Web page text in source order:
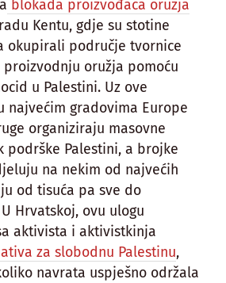
blokada proizvođača oružja
Kentu, gdje su stotine
okupirali područje tvornice
oružja pomoću
u Palestini. Uz ove
najvećim gradovima Europe
organiziraju masovne
podrške Palestini, a brojke
na nekim od najvećih
od tisuća pa sve do
Hrvatskoj, ovu ulogu
aktivista i aktivistkinja
za slobodnu Palestinu,
navrata uspješno održala